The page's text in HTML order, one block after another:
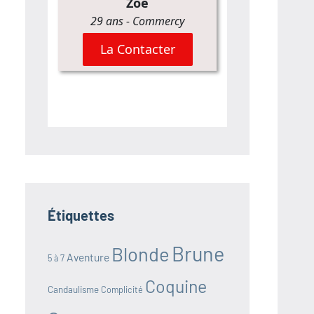
Étiquettes
5 à 7 Aventure Blonde Brune
Candaulisme Complicité Coquine